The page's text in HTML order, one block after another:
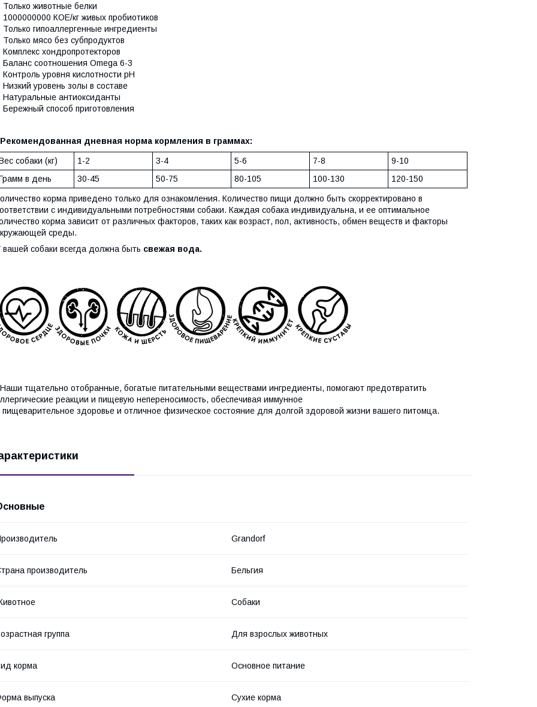
Только животные белки
1000000000 КОЕ/кг живых пробиотиков
Только гипоаллергенные ингредиенты
Только мясо без субпродуктов
Комплекс хондропротекторов
Баланс соотношения Omega 6-3
Контроль уровня кислотности рН
Низкий уровень золы в составе
Натуральные антиоксиданты
Бережный способ приготовления
Рекомендованная дневная норма кормления в граммах:
собаки (кг) 1-2 3-4 5-6 7-8
9-10
в день
30-45 50-75 80-105 100-130 120-150
корма приведено только для ознакомления. Количество пищи должно быть скорректировано в
с индивидуальными потребностями собаки. Каждая собака индивидуальна, и ее оптимальное
корма зависит от различных факторов, таких как возраст, пол, активность, обмен веществ и факторы
среды.
вашей собаки всегда должна быть свежая вода.
Наши тщательно отобранные, богатые питательными веществами ингредиенты, помогают предотвратить
реакции и пищевую непереносимость, обеспечивая иммунное
пищеварительное здоровье и отличное физическое состояние для долгой здоровой жизни вашего питомца.
Grandorf
производитель Бельгия
Собаки
группа Для взрослых животных
корма Основное питание
выпуска Сухие корма